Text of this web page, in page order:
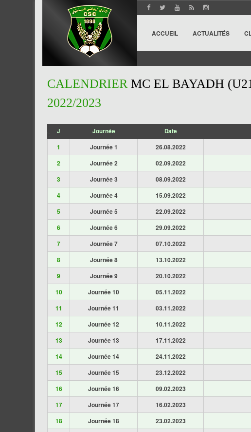
ACCUEIL ACTUALITÉS
CALENDRIER MC EL BAYADH
2022/2023
J Journée Date
1 Journée 1 26.08.2022
2
Journée 2 02.09.2022
3
Journée 3 08.09.2022
4
Journée 4 15.09.2022
5
Journée 5 22.09.2022
6
Journée 6 29.09.2022
7
Journée 7 07.10.2022
8
Journée 8 13.10.2022
9
Journée 9 20.10.2022
10
Journée 10 05.11.2022
11
Journée 11 03.11.2022
12
Journée 12 10.11.2022
13
Journée 13 17.11.2022
14
Journée 14 24.11.2022
15
Journée 15 23.12.2022
16
Journée 16 09.02.2023
17
Journée 17 16.02.2023
18
Journée 18 23.02.2023